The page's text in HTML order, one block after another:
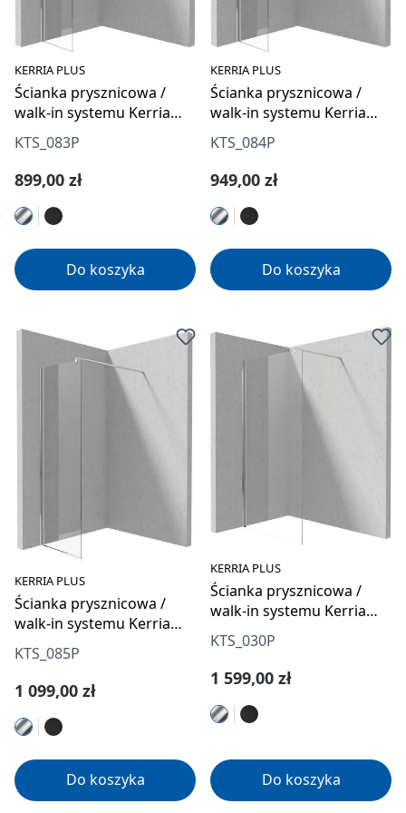
KERRIA PLUS
Ścianka prysznicowa /
walk-in systemu Kerria
Plus - 30 cm
KTS_083P
Cena regularna:
899,00 zł
Do koszyka
KERRIA PLUS
Ścianka prysznicowa /
walk-in systemu Kerria
Plus - 40 cm
KTS_084P
Cena regularna:
949,00 zł
Do koszyka
KERRIA PLUS
Ścianka prysznicowa /
walk-in systemu Kerria
Plus - 50 cm
KTS_085P
Cena regularna:
1 099,00 zł
Do koszyka
KERRIA PLUS
Ścianka prysznicowa /
walk-in systemu Kerria
Plus 100 cm
KTS_030P
Cena regularna:
1 599,00 zł
Do koszyka